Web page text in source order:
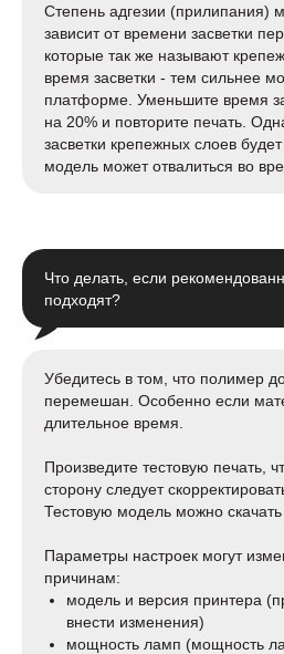
Степень адгезии (прилипания)
зависит от времени засветки
которые так же называют
время засветки - тем сильнее
платформе. Уменьшите время
на 20% и повторите печать.
засветки крепежных слоев
модель может отвалиться во
Что делать, если
подходят?
Убедитесь в том, что полимер
перемешан. Особенно если
длительное время.
Произведите тестовую печать,
сторону следует
Тестовую модель можно скачать
Параметры настроек могут
причинам:
модель и версия принтера
внести изменения)
мощность ламп (мощность